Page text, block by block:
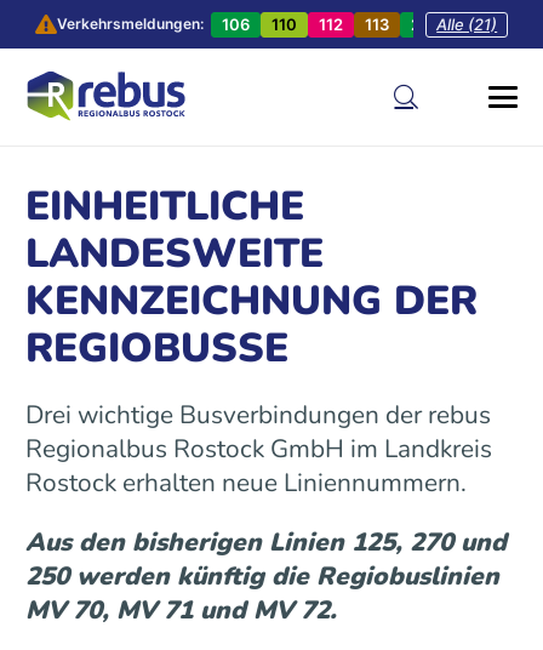
Verkehrsmeldungen: 106 110 112 113 201 202
Alle (21)
EINHEITLICHE
LANDESWEITE
KENNZEICHNUNG DER
REGIOBUSSE
Drei wichtige Busverbindungen der rebus
Regionalbus Rostock GmbH im Landkreis
Rostock erhalten neue Liniennummern.
Aus den bisherigen Linien 125, 270 und
250 werden künftig die Regiobuslinien
MV 70, MV 71 und MV 72.